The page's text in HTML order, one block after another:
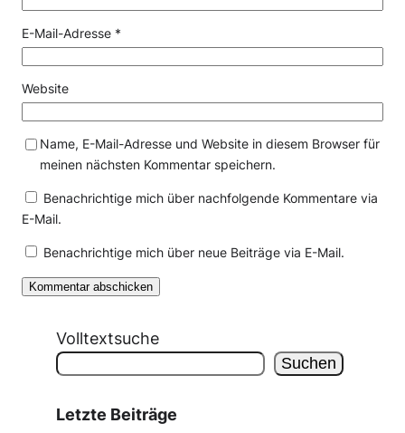
E-Mail-Adresse *
Website
Name, E-Mail-Adresse und Website in diesem Browser für
meinen nächsten Kommentar speichern.
Benachrichtige mich über nachfolgende Kommentare via
E-Mail.
Benachrichtige mich über neue Beiträge via E-Mail.
Volltextsuche
Suchen
Letzte Beiträge